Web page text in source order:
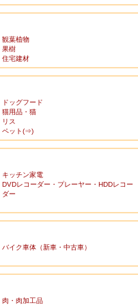
観葉植物
果樹
住宅建材
ドッグフード
猫用品・猫
リス
ペット(⇒)
キッチン家電
DVDレコーダー・プレーヤー・HDDレコー
ダー
バイク車体（新車・中古車）
肉・肉加工品